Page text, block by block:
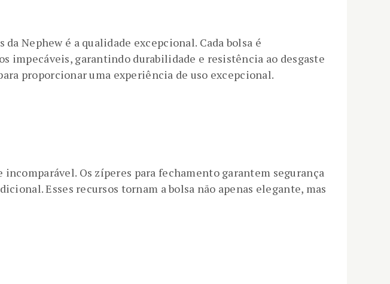
Nephew é a qualidade excepcional. Cada bolsa é
impecáveis, garantindo durabilidade e resistência ao desgaste
proporcionar uma experiência de uso excepcional.
Os zíperes para fechamento garantem segurança
Esses recursos tornam a bolsa não apenas elegante, mas